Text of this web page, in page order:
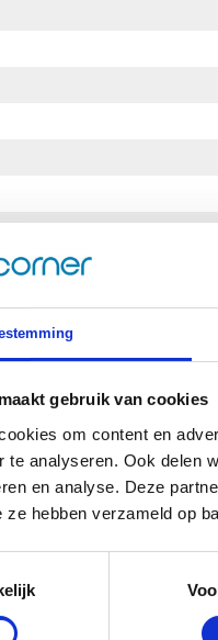
gebruik van cookies
om content en
te analyseren. Ook delen
en analyse. Deze
ze hebben verzameld op